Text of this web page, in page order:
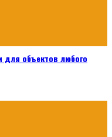
для объектов любого